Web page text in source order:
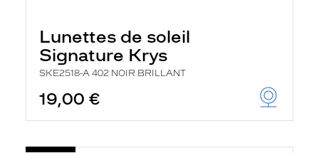
Lunettes de soleil
Signature Krys
SKE2518-A 402 NOIR BRILLANT
19,00 €